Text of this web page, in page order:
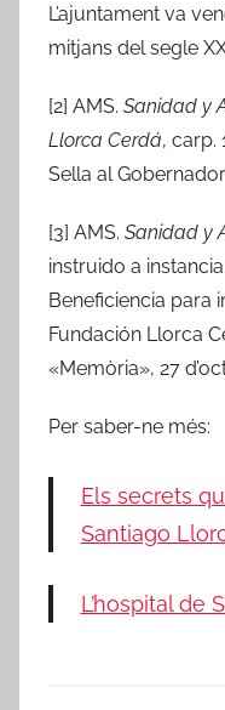
L’ajuntament va
mitjans del segle
[2] AMS. Sanidad y
Llorca Cerdá, carp.
Sella al
[3] AMS. Sanidad y
instruido a
Beneficiencia para
Fundación Llorca
«Memòria», 27
Per saber-ne més:
Els secrets
Santiago
L’hospital de